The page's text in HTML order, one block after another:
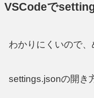
VSCodeで
わかりにくいので、
settings.jsonの開き